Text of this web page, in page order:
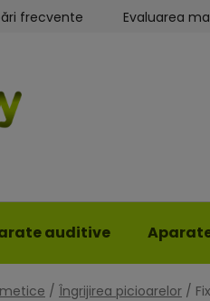
frecvente Evaluarea
auditive
/ Îngrijirea picioarelor /